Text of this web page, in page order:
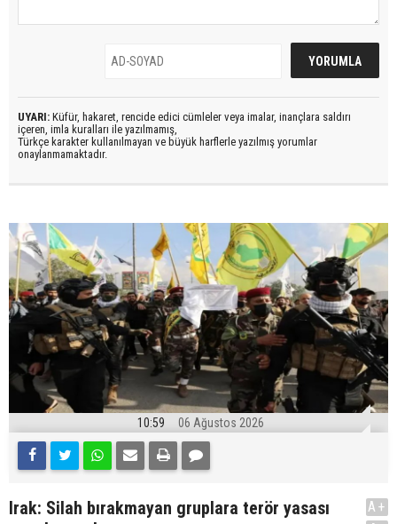
UYARI: Küfür, hakaret, rencide edici cümleler veya imalar, inançlara saldırı
içeren, imla kuralları ile yazılmamış,
Türkçe karakter kullanılmayan ve büyük harflerle yazılmış yorumlar
onaylanmamaktadır.
10:59 06 Ağustos 2026
Irak: Silah bırakmayan gruplara terör yasası
A+